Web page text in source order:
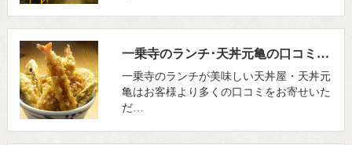
一乗寺のランチ･天丼元亀の口コミ情報
一乗寺のランチが美味しい天丼屋・天丼元
亀はお客様より多くの口コミをお寄せいた
だ…